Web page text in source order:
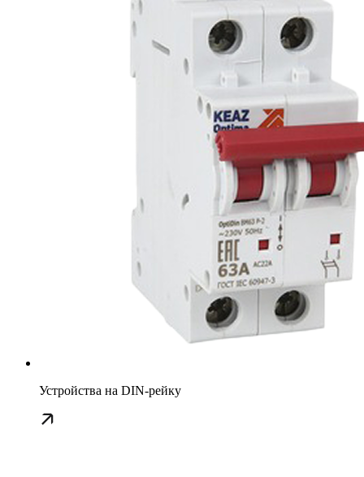
Устройства на DIN-рейку